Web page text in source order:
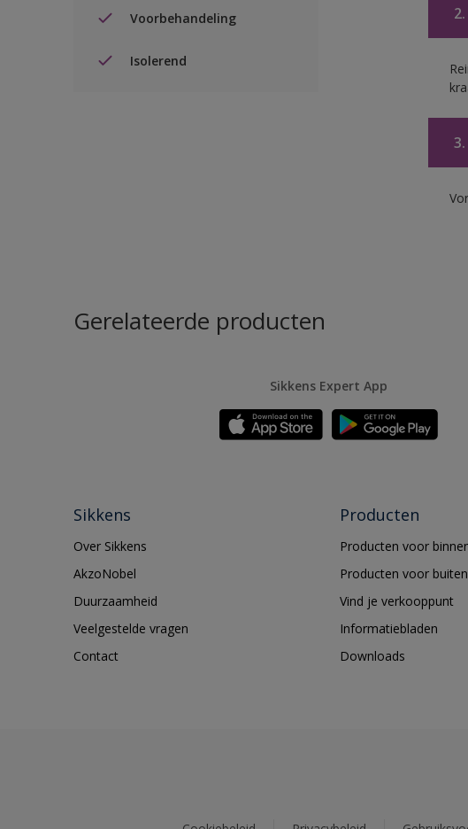
Voorbehandeling
Isolerend
2.
3.
Gerelateerde producten
Sikkens Expert App
Sikkens
Over Sikkens
AkzoNobel
Duurzaamheid
Veelgestelde vragen
Contact
Producten
Producten voor
Producten voor buiten
Vind je verkooppunt
Informatiebladen
Downloads